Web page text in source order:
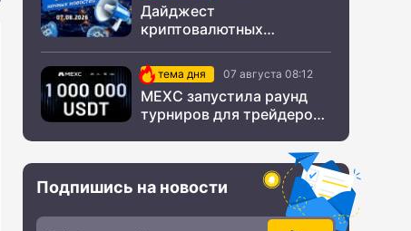
Дайджест
криптовалютных
августа 2026 года
тема дня 07 августа 08:12
MEXC запустила раунд
турниров для трейдеров
Подпишись на новости